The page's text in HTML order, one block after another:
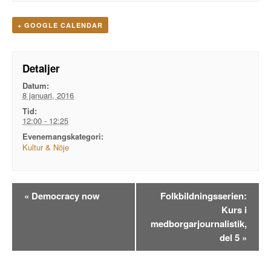
+ GOOGLE CALENDAR
Detaljer
Datum:
8 januari, 2016
Tid:
12:00 - 12:25
Evenemangskategori:
Kultur & Nöje
Evenemangsnavigation
« Democracy now
Folkbildningsserien:
Kurs i
medborgarjournalistik,
del 5 »